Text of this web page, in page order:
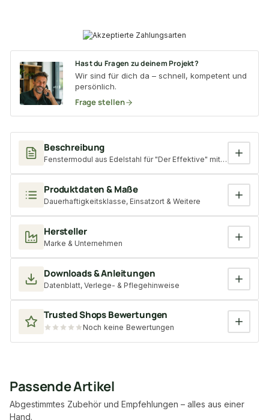
Beschreibung
Fenstermodul aus Edelstahl für "Der Effektive" mit passendem
Produktdaten & Maße
Dauerhaftigkeitsklasse, Einsatzort & Weitere
Hersteller
Marke & Unternehmen
Downloads & Anleitungen
Datenblatt, Verlege- & Pflegehinweise
Trusted Shops Bewertungen
Noch keine Bewertungen
Hast du Fragen zu deinem Projekt?
Wir sind für dich da – schnell, kompetent und
persönlich.
Frage stellen
Passende Artikel
Abgestimmtes Zubehör und Empfehlungen – alles aus einer
Hand.